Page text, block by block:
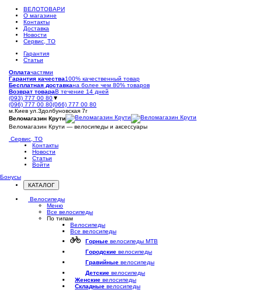
ВЕЛОТОВАРИ
О магазине
Контакты
Доставка
Новости
Сервис, ТО
Гарантия
Статьи
Оплатачастями
Гарантия качества100% качественный товар
Бесплатная доставкана более чем 80% товаров
Возврат товараВ течение 14 дней
(093) 777 00 80▼
(096) 777 00 80(066) 777 00 80
м.Киев ул.Здолбуновская 7г
Веломагазин Крути
Веломагазин Крути — велосипеды и аксессуары
Сервис, ТО
Контакты
Новости
Статьи
Войти
Бонусы
КАТАЛОГ
Открыть
меню
Велосипеды
Меню
Все велосипеды
По типам
Велосипеды
Все велосипеды
Горные велосипеды MTB
Городские велосипеды
Гравийные велосипеды
Детские велосипеды
Женские велосипеды
Складные велосипеды